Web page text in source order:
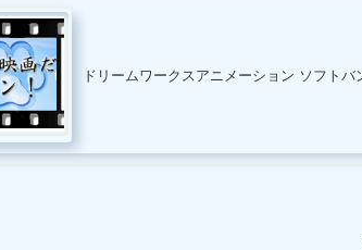
ドリームワークスアニメーション ソフトバ